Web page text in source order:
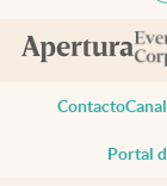
Contacto
Portal